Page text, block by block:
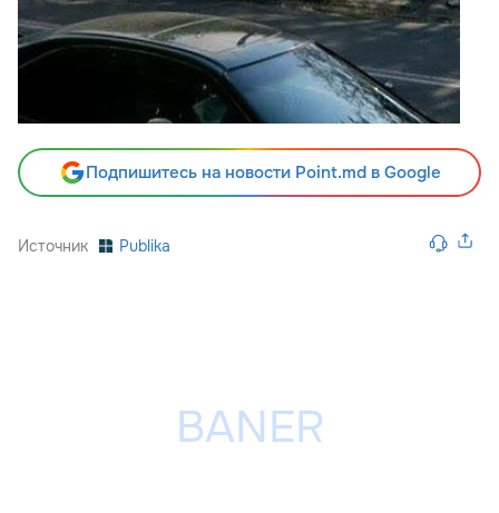
Подпишитесь на новости Point.md в Google
Источник Publika